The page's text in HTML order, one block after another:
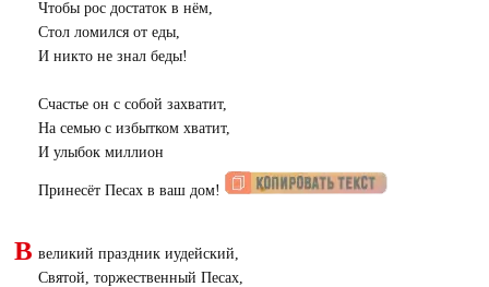
Чтобы рос достаток в нём,
Стол ломился от еды,
И никто не знал беды!
Счастье он с собой захватит,
На семью с избытком хватит,
И улыбок миллион
Принесёт Песах в ваш дом!
В великий праздник иудейский,
Святой, торжественный Песах,